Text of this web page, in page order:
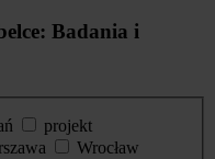
Badania i
projekt
Wrocław